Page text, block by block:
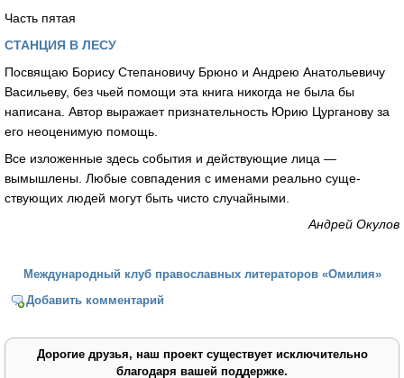
Часть пятая
СТАНЦИЯ В ЛЕСУ
Посвящаю Борису Степановичу Брюно и Андрею Анатольевичу
Васильеву, без чьей помощи эта книга никогда не была бы
написана. Автор выражает признательность Юрию Цурганову за
его неоценимую помощь.
Все изложенные здесь события и действующие лица —
вымышлены. Любые совпадения с именами реально суще­
ствующих людей могут быть чисто случайными.
Андрей Окулов
Международный клуб православных литераторов «Омилия»
Добавить комментарий
Дорогие друзья, наш проект существует исключительно
благодаря вашей поддержке.